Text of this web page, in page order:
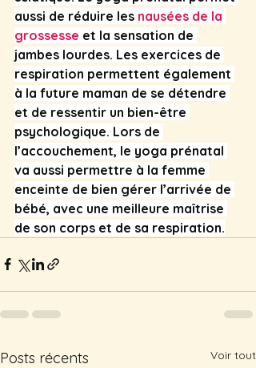
aussi de réduire les nausées de la
grossesse et la sensation de
jambes lourdes. Les exercices de
respiration permettent également
à la future maman de se détendre
et de ressentir un bien-être
psychologique. Lors de
l’accouchement, le yoga prénatal
va aussi permettre à la femme
enceinte de bien gérer l’arrivée de
bébé, avec une meilleure maîtrise
de son corps et de sa respiration.
Posts récents Voir tout